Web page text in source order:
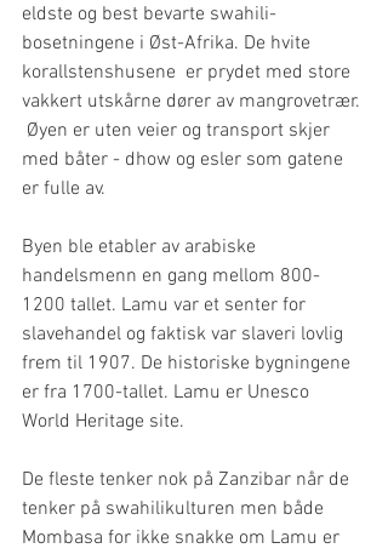
eldste og best bevarte swahili-
bosetningene i Øst-Afrika. De hvite
korallstenshusene  er prydet med store
vakkert utskårne dører av mangrovetrær.
Øyen er uten veier og transport skjer
med båter - dhow og esler som gatene
er fulle av.
Byen ble etabler av arabiske
handelsmenn en gang mellom 800-
1200 tallet. Lamu var et senter for
slavehandel og faktisk var slaveri lovlig
frem til 1907. De historiske bygningene
er fra 1700-tallet. Lamu er Unesco
World Heritage site.
De fleste tenker nok på Zanzibar når de
tenker på swahilikulturen men både
Mombasa for ikke snakke om Lamu er